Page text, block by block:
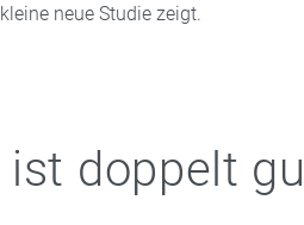
neue Studie zeigt.
doppelt